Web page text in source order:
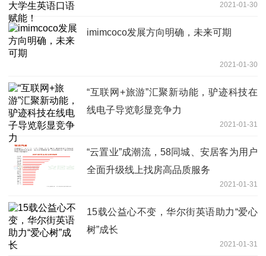
2021-01-30
imimcoco发展方向明确，未来可期
2021-01-30
“互联网+旅游”汇聚新动能，驴迹科技在
线电子导览彰显竞争力
2021-01-31
“云置业”成潮流，58同城、安居客为用户
全面升级线上找房高品质服务
2021-01-31
15载公益心不变，华尔街英语助力“爱心
树”成长
2021-01-31